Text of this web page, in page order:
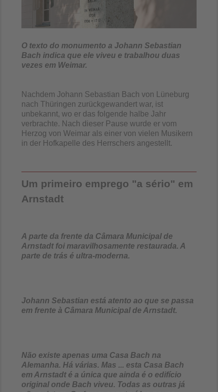
O texto do monumento a Johann Sebastian
Bach indica que ele viveu e trabalhou duas
vezes em Weimar.
Nachdem Johann Sebastian Bach von Lüneburg
nach Thüringen zurückgewandert war, ist
unbekannt, wo er das folgende halbe Jahr
verbrachte. Nach dieser Pause wurde er vom
Herzog von Weimar als einer von vielen Musikern
in der Hofkapelle des Herrschers angestellt.
Um primeiro emprego "a sério" em
Arnstadt
A parte da frente da Câmara Municipal de
Arnstadt foi maravilhosamente restaurada. A
parte de trás é ultra-moderna.
Johann Sebastian está atento ao que se passa
em frente à Câmara Municipal de Arnstadt.
Não existe apenas uma Casa Bach na
Alemanha. Há várias. Mas ... esta Casa Bach
em Arnstadt é a única que ainda é o edifício
original onde Bach viveu. Todas as outras já